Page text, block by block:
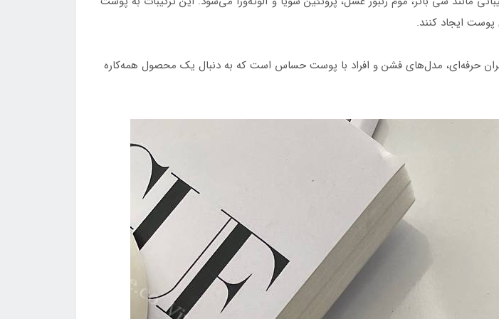
ایجاد کنند.
حرفه‌ای، مدل‌های فشن و افراد با پوست حساس است که به دنبال یک محصول همه‌کاره